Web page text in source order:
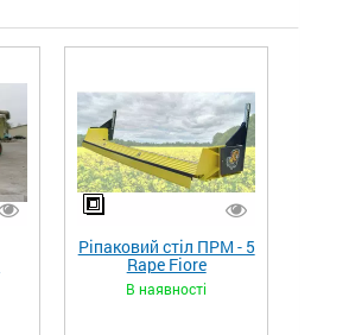
Ріпаковий стіл ПРМ - 5
Rape Fiore
В наявності